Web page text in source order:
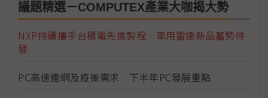
議題精選－COMPUTEX產業大咖揭大勢
NXP持續攜手台積電先進製程 車用雷達新品蓄勢待
發
PC高速連網及疫後需求 下半年PC發展重點